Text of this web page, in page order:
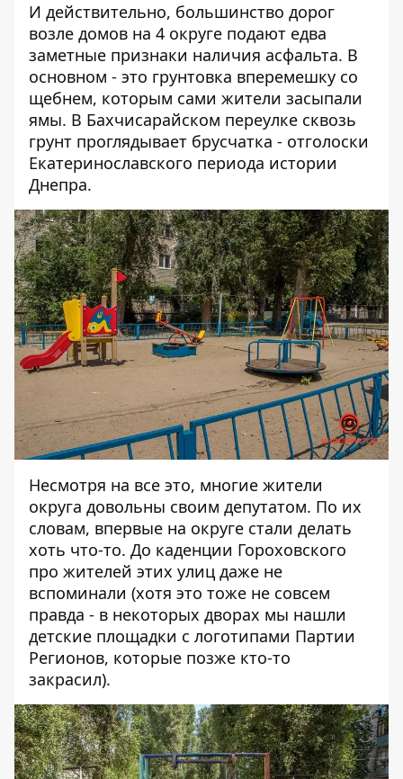
И действительно, большинство дорог
возле домов на 4 округе подают едва
заметные признаки наличия асфальта. В
основном - это грунтовка вперемешку со
щебнем, которым сами жители засыпали
ямы. В Бахчисарайском переулке сквозь
грунт проглядывает брусчатка - отголоски
Екатеринославского периода истории
Днепра.
Несмотря на все это, многие жители
округа довольны своим депутатом. По их
словам, впервые на округе стали делать
хоть что-то. До каденции Гороховского
про жителей этих улиц даже не
вспоминали (хотя это тоже не совсем
правда - в некоторых дворах мы нашли
детские площадки с логотипами Партии
Регионов, которые позже кто-то
закрасил).